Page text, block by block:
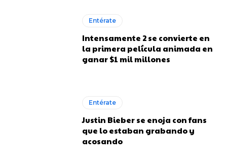
Entérate
Intensamente 2 se convierte en
la primera película animada en
ganar $1 mil millones
Entérate
Justin Bieber se enoja con fans
que lo estaban grabando y
acosando